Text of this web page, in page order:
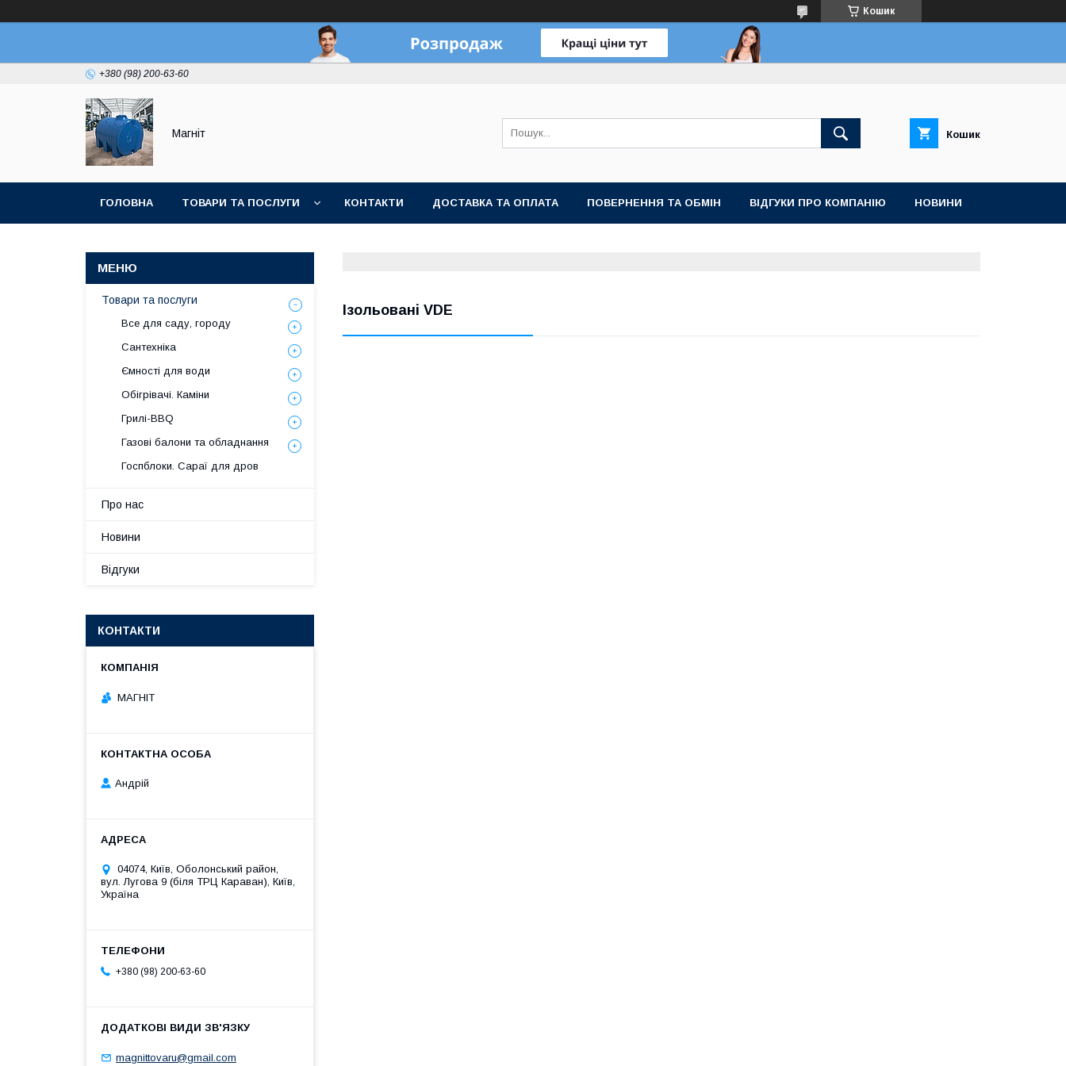
Кошик
+380 (98) 200-63-60
Магніт Кошик
ГОЛОВНА ТОВАРИ ТА ПОСЛУГИ КОНТАКТИ ДОСТАВКА ТА ОПЛАТА ПОВЕРНЕННЯ ТА ОБМІН ВІДГУКИ ПРО КОМПАНІЮ НОВИНИ
Ізольовані VDE
Товари та послуги
Все для саду, городу
Сантехніка
Ємності для води
Обігрівачі. Каміни
Грилі-BBQ
Газові балони та обладнання
Госпблоки. Сараї для дров
Про нас
Новини
Відгуки
КОНТАКТИ
МАГНІТ
Андрій
04074, Київ, Оболонський район,
вул. Лугова 9 (біля ТРЦ Караван), Київ,
Україна
+380 (98) 200-63-60
magnittovaru@gmail.com